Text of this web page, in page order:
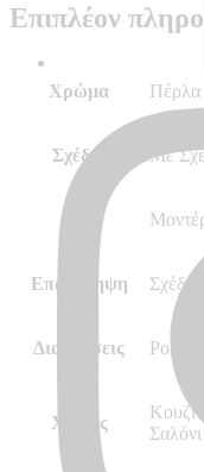
Επιπλέον
Χρώμα Πέρλα
Σχέδιο Με
Στυλ
Επανάληψη
Διαστάσεις Ρολό
Χώρος
Σαλόνι